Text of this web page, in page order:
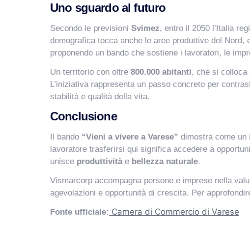
Uno sguardo al futuro
Secondo le previsioni Svimez, entro il 2050 l’Italia
demografica tocca anche le aree produttive del
proponendo un bando che sostiene i lavoratori, le
Un territorio con oltre 800.000 abitanti, che si colloca
L’iniziativa rappresenta un passo concreto per
stabilità e qualità della vita.
Conclusione
Il bando “Vieni a vivere a Varese” dimostra come un
lavoratore trasferirsi qui significa accedere a
unisce produttivitàe bellezza naturale.
Vismarcorp accompagna persone e imprese nella
agevolazioni e opportunità di crescita. Per
Fonte ufficiale: Camera di Commercio di Varese